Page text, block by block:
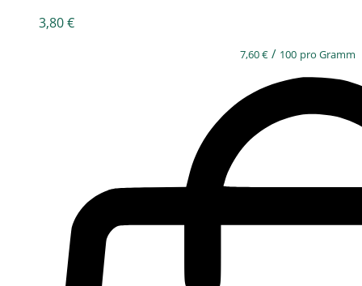
3,80€
7,60€ / 100 pro Gramm